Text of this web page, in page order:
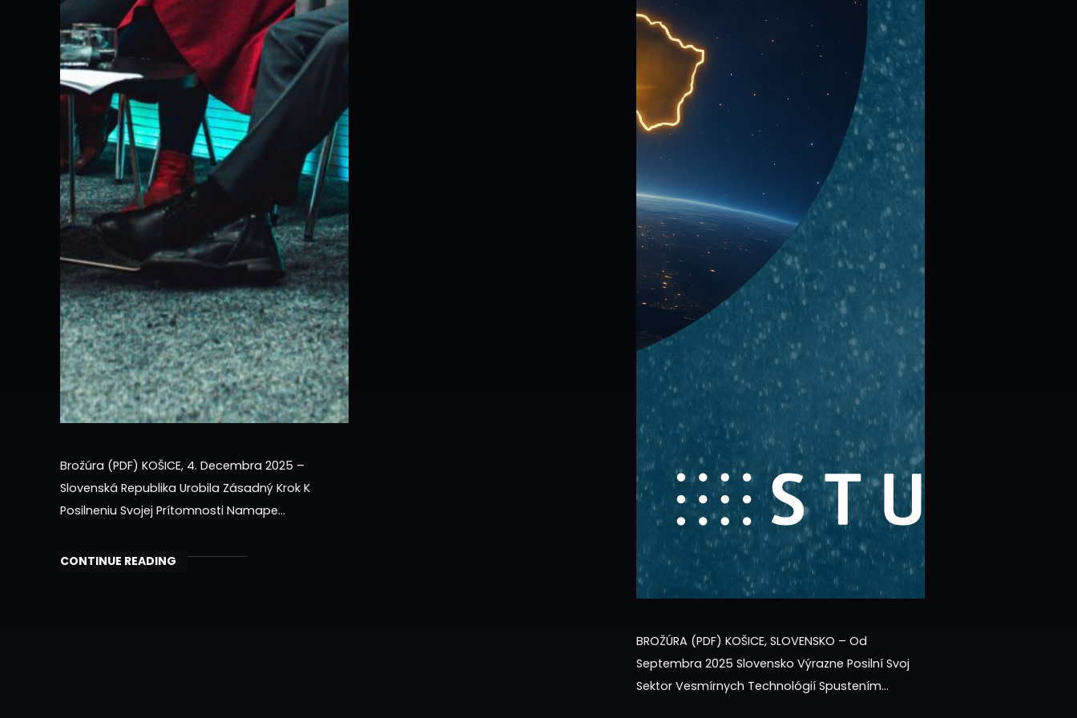
Brožúra (PDF) KOŠICE, 4. Decembra 2025 –
Slovenská Republika Urobila Zásadný Krok K
Posilneniu Svojej Prítomnosti Namape
Technickej Univerzity V Košiciach (TUKE)
CONTINUE READING
Našu Prvú Výzvu Štartujeme Úvodným
BROŽÚRA (PDF) KOŠICE, SLOVENSKO – Od
Septembra 2025 Slovensko Výrazne Posilní Svoj
Sektor Vesmírnych Technológií Spustením